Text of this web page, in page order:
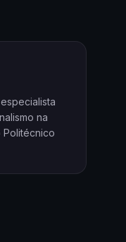
na
Politécnico